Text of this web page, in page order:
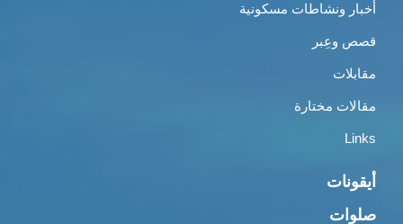
أخبار ونشاطات مسكونية
قصص وعِبر
مقابلات
مقالات مختارة
Links
أيقونات
صلوات